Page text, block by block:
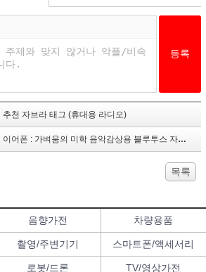
추천 자브라 태그 (휴대용 라디오)
: 가벼움의 미학 음악감상용 블루투스 자브라태그 JABRA TAG
목록
음향가전 차량용품
촬영/주변기기 스마트폰/액세서리
로봇/드론 TV/영상가전